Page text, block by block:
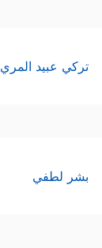
تركي عبيد المري
بشر لطفي